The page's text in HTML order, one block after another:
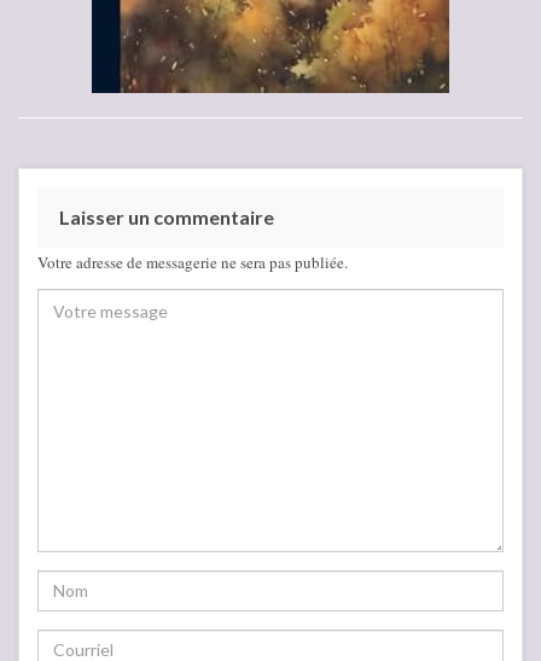
Laisser un commentaire
Votre adresse de messagerie ne sera pas publiée.